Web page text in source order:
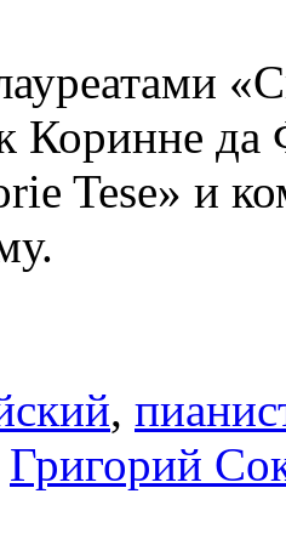
Коринне
Tese» и
,
Григорий